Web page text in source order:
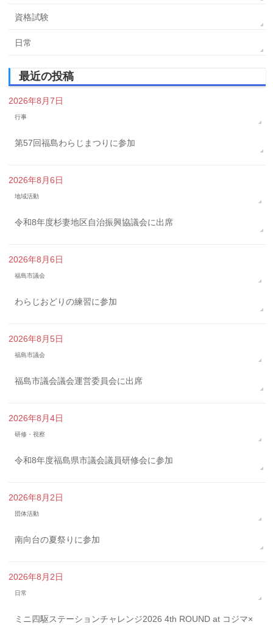
資格試験
日常
最近の投稿
2026年8月7日
行事
第57回福島わらじまつりに参加
2026年8月6日
地域活動
令和8年度杉妻地区自治振興協議会に出席
2026年8月6日
福島市議会
わらじおどりの練習に参加
2026年8月5日
福島市議会
福島市議会議会運営委員会に出席
2026年8月4日
研修・視察
令和8年度福島県市議会議員研修会に参加
2026年8月2日
団体活動
南向台の夏祭りに参加
2026年8月2日
日常
ミニ四駆ステーションチャレンジ2026 4th ROUND at コジマ×